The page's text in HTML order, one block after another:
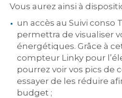
Vous aurez ainsi à
un accès au Suivi conso
permettra de visualiser
énergétiques. Grâce à
compteur Linky pour
pourrez voir vos pics de
essayer de les réduire
budget ;